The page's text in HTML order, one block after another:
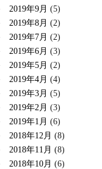
2019年9月 (5)
2019年8月 (2)
2019年7月 (2)
2019年6月 (3)
2019年5月 (2)
2019年4月 (4)
2019年3月 (5)
2019年2月 (3)
2019年1月 (6)
2018年12月 (8)
2018年11月 (8)
2018年10月 (6)